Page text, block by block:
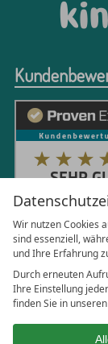
Wir nutzen Cookies
sind essenziell,
und Ihre Erfahrung
Durch erneuten
Ihre Einstellung
finden Sie in